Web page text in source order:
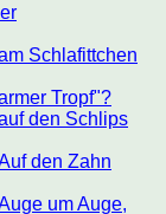
Schlafittchen
Tropf"?
den Schlips
den Zahn
um Auge,